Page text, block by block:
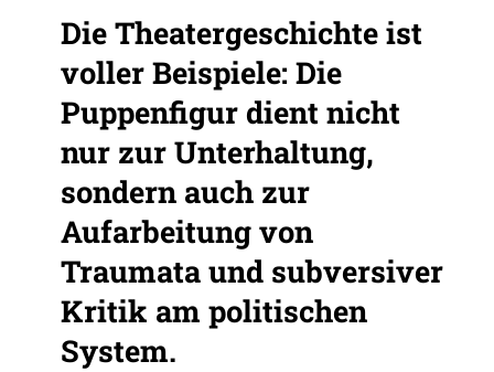
Die Theatergeschichte ist
voller Beispiele: Die
Puppenfigur dient nicht
nur zur Unterhaltung,
sondern auch zur
Aufarbeitung von
Traumata und subversiver
Kritik am politischen
System.